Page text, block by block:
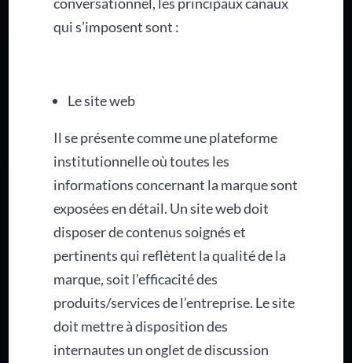
qui s’imposent sont :
Le site web
Il se présente comme une plateforme
institutionnelle où toutes les
informations concernant la marque sont
exposées en détail. Un site web doit
disposer de contenus soignés et
pertinents qui reflètent la qualité de la
marque, soit l’efficacité des
produits/services de l’entreprise. Le site
doit mettre à disposition des
internautes un onglet de discussion